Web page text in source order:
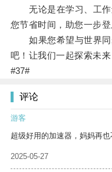
无论是在学习、工作
您节省时间，助您一步登
如果您希望与世界同
吧！让我们一起探索未来
#37#
评论
游客
超级好用的加速器，妈妈再也
2025-05-27